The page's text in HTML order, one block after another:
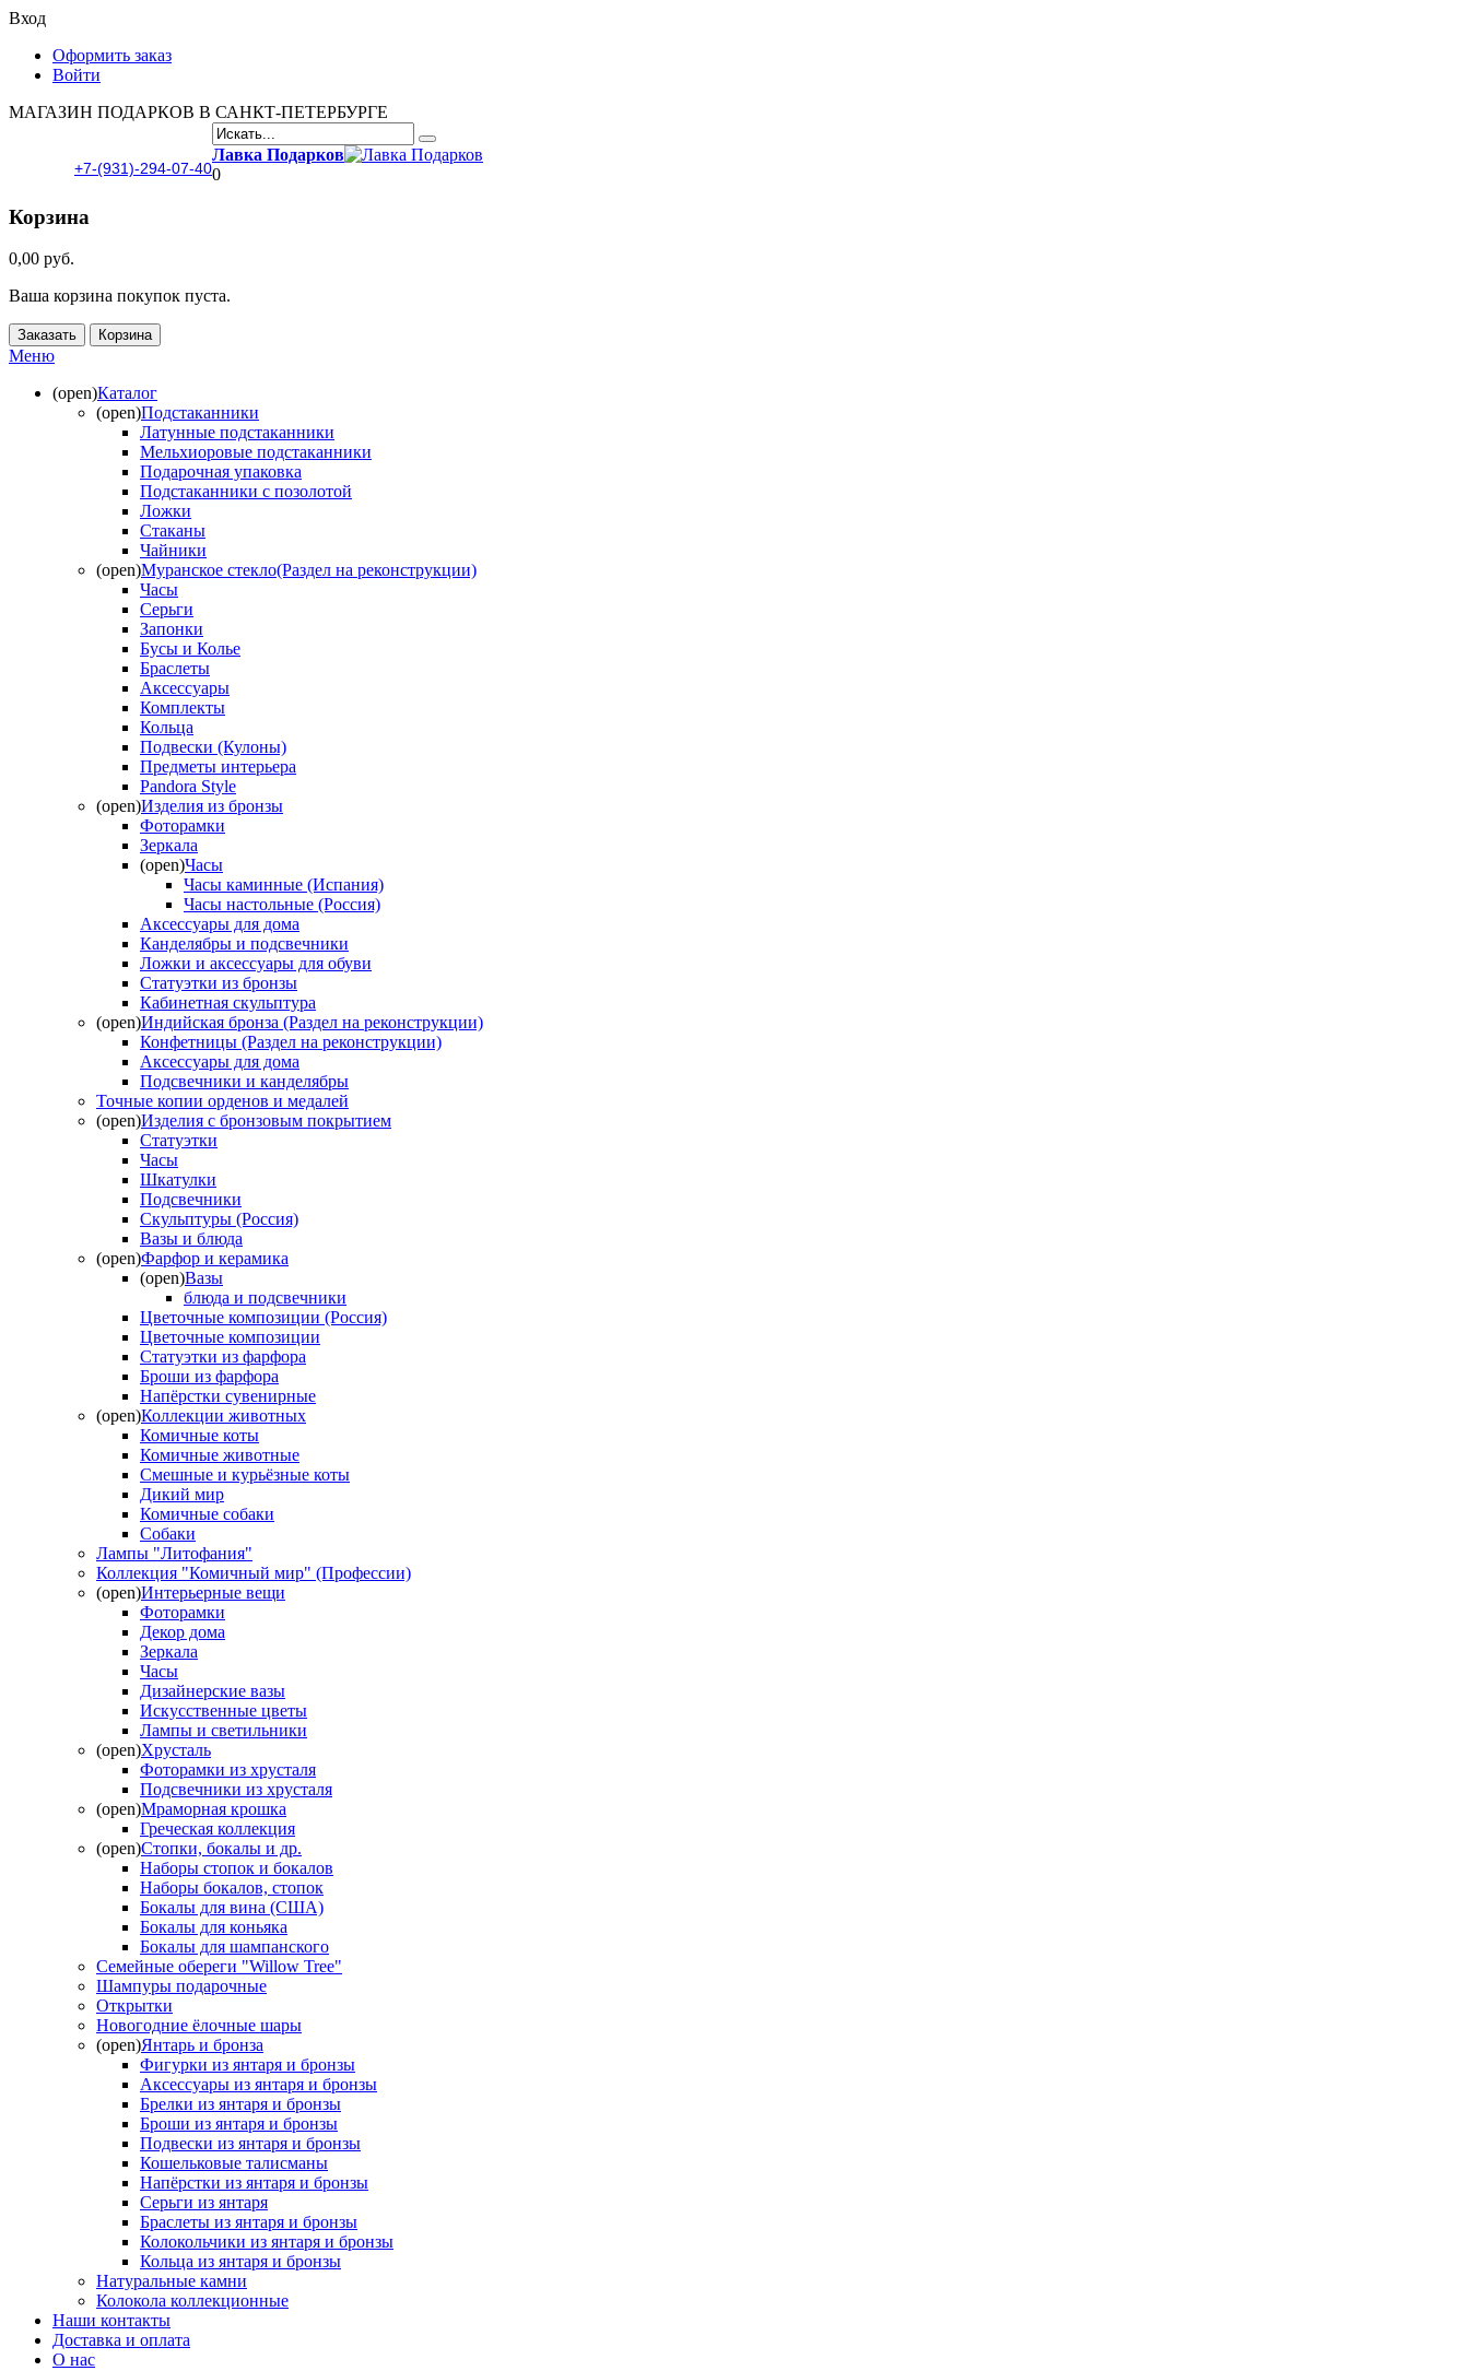
Вход
Оформить заказ
Войти
МАГАЗИН ПОДАРКОВ В САНКТ-ПЕТЕРБУРГЕ
+7-(931)-294-07-40
Лавка Подарков
0
Корзина
0,00 руб.
Ваша корзина покупок пуста.
Заказать Корзина
Меню
(open)Каталог
(open)Подстаканники
Латунные подстаканники
Мельхиоровые подстаканники
Подарочная упаковка
Подстаканники с позолотой
Ложки
Стаканы
Чайники
(open)Муранское стекло(Раздел на реконструкции)
Часы
Серьги
Запонки
Бусы и Колье
Браслеты
Аксессуары
Комплекты
Кольца
Подвески (Кулоны)
Предметы интерьера
Pandora Style
(open)Изделия из бронзы
Фоторамки
Зеркала
(open)Часы
Часы каминные (Испания)
Часы настольные (Россия)
Аксессуары для дома
Канделябры и подсвечники
Ложки и аксессуары для обуви
Статуэтки из бронзы
Кабинетная скульптура
(open)Индийская бронза (Раздел на реконструкции)
Конфетницы (Раздел на реконструкции)
Аксессуары для дома
Подсвечники и канделябры
Точные копии орденов и медалей
(open)Изделия с бронзовым покрытием
Статуэтки
Часы
Шкатулки
Подсвечники
Скульптуры (Россия)
Вазы и блюда
(open)Фарфор и керамика
(open)Вазы
блюда и подсвечники
Цветочные композиции (Россия)
Цветочные композиции
Статуэтки из фарфора
Броши из фарфора
Напёрстки сувенирные
(open)Коллекции животных
Комичные коты
Комичные животные
Смешные и курьёзные коты
Дикий мир
Комичные собаки
Собаки
Лампы "Литофания"
Коллекция "Комичный мир" (Профессии)
(open)Интерьерные вещи
Фоторамки
Декор дома
Зеркала
Часы
Дизайнерские вазы
Искусственные цветы
Лампы и светильники
(open)Хрусталь
Фоторамки из хрусталя
Подсвечники из хрусталя
(open)Мраморная крошка
Греческая коллекция
(open)Стопки, бокалы и др.
Наборы стопок и бокалов
Наборы бокалов, стопок
Бокалы для вина (США)
Бокалы для коньяка
Бокалы для шампанского
Семейные обереги "Willow Tree"
Шампуры подарочные
Открытки
Новогодние ёлочные шары
(open)Янтарь и бронза
Фигурки из янтаря и бронзы
Аксессуары из янтаря и бронзы
Брелки из янтаря и бронзы
Броши из янтаря и бронзы
Подвески из янтаря и бронзы
Кошельковые талисманы
Напёрстки из янтаря и бронзы
Серьги из янтаря
Браслеты из янтаря и бронзы
Колокольчики из янтаря и бронзы
Кольца из янтаря и бронзы
Натуральные камни
Колокола коллекционные
Наши контакты
Доставка и оплата
О нас